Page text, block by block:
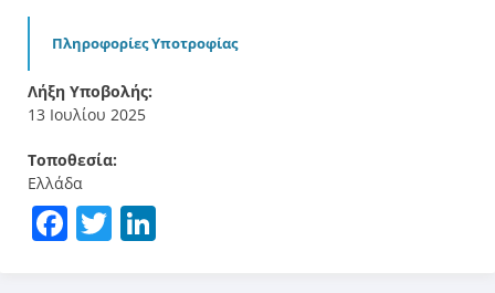
Πληροφορίες Υποτροφίας
Λήξη Υποβολής:
13 Ιουλίου 2025
Τοποθεσία:
Ελλάδα
Facebook
Twitter